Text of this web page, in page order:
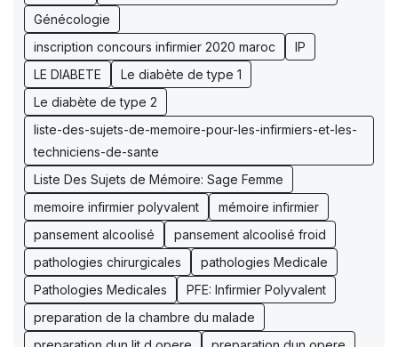
Génécologie
inscription concours infirmier 2020 maroc
IP
LE DIABETE
Le diabète de type 1
Le diabète de type 2
liste-des-sujets-de-memoire-pour-les-infirmiers-et-les-
techniciens-de-sante
Liste Des Sujets de Mémoire: Sage Femme
memoire infirmier polyvalent
mémoire infirmier
pansement alcoolisé
pansement alcoolisé froid
pathologies chirurgicales
pathologies Medicale
Pathologies Medicales
PFE: Infirmier Polyvalent
preparation de la chambre du malade